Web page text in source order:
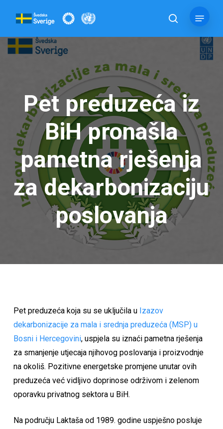
content
pretraga
Pet preduzeća iz
BiH pronašla
pametna rješenja
za dekarbonizaciju
poslovanja
Pet preduzeća koja su se uključila u Izazov
dekarbonizacije za mala i srednja preduzeća (MSP) u
Bosni i Hercegovini, uspjela su iznaći pametna rješenja
za smanjenje utjecaja njihovog poslovanja i proizvodnje
na okoliš. Pozitivne energetske promjene unutar ovih
preduzeća već vidljivo doprinose održivom i zelenom
oporavku privatnog sektora u BiH.
Na području Laktaša od 1989. godine uspješno posluje